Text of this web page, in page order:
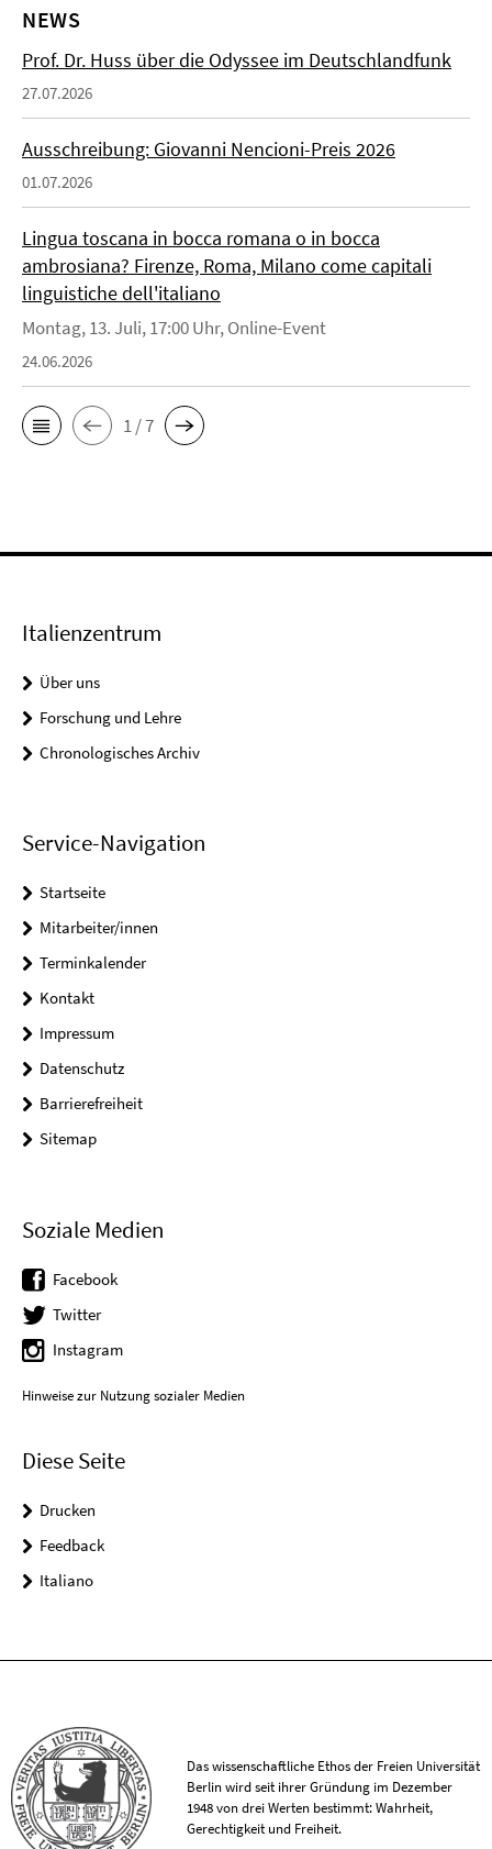
NEWS
Prof. Dr. Huss über die Odyssee im Deutschlandfunk
27.07.2026
Ausschreibung: Giovanni Nencioni-Preis 2026
01.07.2026
Lingua toscana in bocca romana o in bocca
ambrosiana? Firenze, Roma, Milano come capitali
linguistiche dell'italiano
Montag, 13. Juli, 17:00 Uhr, Online-Event
24.06.2026
1 / 7
Italienzentrum
Über uns
Forschung und Lehre
Chronologisches Archiv
Service-Navigation
Startseite
Mitarbeiter/innen
Terminkalender
Kontakt
Impressum
Datenschutz
Barrierefreiheit
Sitemap
Soziale Medien
Facebook
Twitter
Instagram
Hinweise zur Nutzung sozialer Medien
Diese Seite
Drucken
Feedback
Italiano
Das wissenschaftliche Ethos der Freien Universität
Berlin wird seit ihrer Gründung im Dezember
1948 von drei Werten bestimmt: Wahrheit,
Gerechtigkeit und Freiheit.